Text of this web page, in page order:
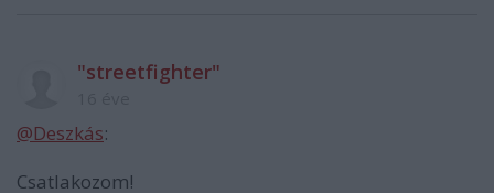
"streetfighter"
@Deszkás:
Csatlakozom!